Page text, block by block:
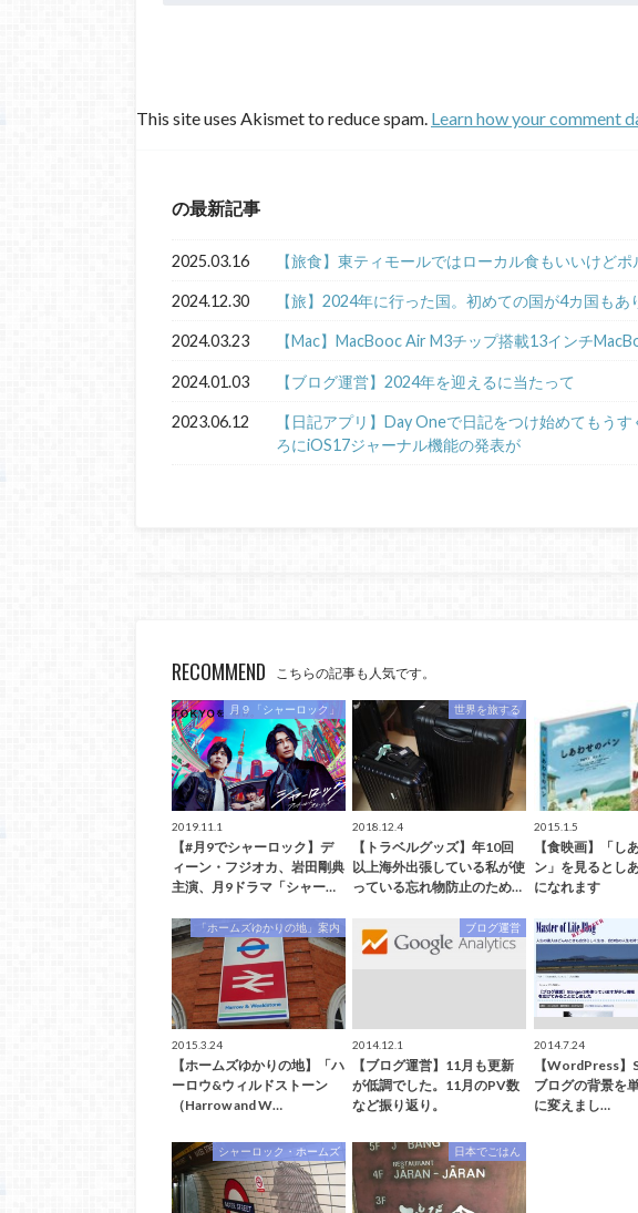
This site uses Akismet to reduce spam. Learn how your comment
の最新記事
2025.03.16 【旅食】東ティモールではローカル食もいいけど
2024.12.30 【旅】2024年に行った国。初めての国が4カ国もあ
2024.03.23 【Mac】MacBooc Air M3チップ搭載13インチ
2024.01.03 【ブログ運営】2024年を迎えるに当たって
2023.06.12
【日記アプリ】Day Oneで日記をつけ始めてもう
ろにiOS17ジャーナル機能の発表が
RECOMMEND こちらの記事も人気です。
月９「シャーロック」
2019.11.1
【#月9でシャーロック】デ
ィーン・フジオカ、岩田剛典
主演、月9ドラマ「シャー…
世界を旅する
2018.12.4
【トラベルグッズ】年10回
以上海外出張している私が使
っている忘れ物防止のため…
2015.1.5
【食映画】「し
ン」を見るとし
になれます
「ホームズゆかりの地」案内
2015.3.24
【ホームズゆかりの地】「ハ
ーロウ&ウィルドストーン
（Harrow and W…
ブログ運営
2014.12.1
【ブログ運営】11月も更新
が低調でした。11月のPV数
など振り返り。
2014.7.24
【WordPress
ブログの背景を
に変えまし…
シャーロック・ホームズ 日本でごはん